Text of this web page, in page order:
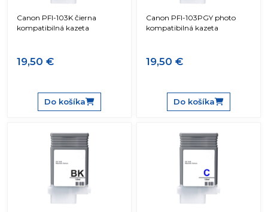
Canon PFI-103K čierna
kompatibilná kazeta
19,50 €
Do košíka
Canon PFI-103PGY photo
kompatibilná kazeta
19,50 €
Do košíka